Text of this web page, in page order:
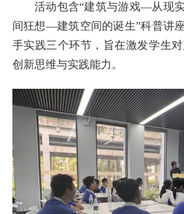
活动包含“建筑与游戏—从现
间狂想—建筑空间的诞生”科普讲
手实践三个环节，旨在激发学生
创新思维与实践能力。